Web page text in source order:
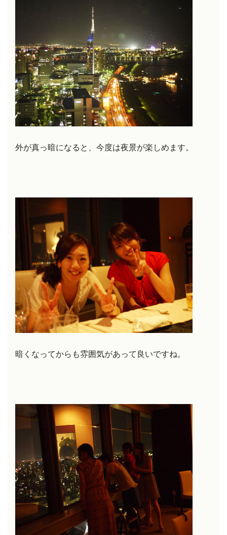
外が真っ暗になると、今度は夜景が楽しめます。
暗くなってからも雰囲気があって良いですね。